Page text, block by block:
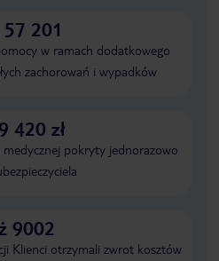
201
w ramach dodatkowego
zachorowań i wypadków
420 zł
medycznej pokryty jednorazowo
9002
Klienci otrzymali zwrot kosztów